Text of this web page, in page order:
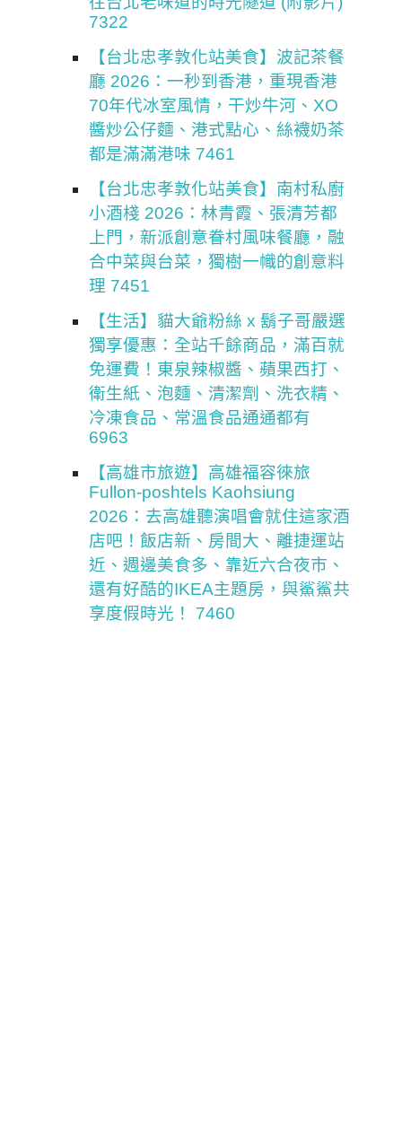
7322
【台北忠孝敦化站美食】波記茶餐
廳 2026：一秒到香港，重現香港
70年代冰室風情，干炒牛河、XO
醬炒公仔麵、港式點心、絲襪奶茶
都是滿滿港味 7461
【台北忠孝敦化站美食】南村私廚
小酒棧 2026：林青霞、張清芳都
上門，新派創意眷村風味餐廳，融
合中菜與台菜，獨樹一幟的創意料
理 7451
【生活】貓大爺粉絲 x 鬍子哥嚴選
獨享優惠：全站千餘商品，滿百就
免運費！東泉辣椒醬、蘋果西打、
衛生紙、泡麵、清潔劑、洗衣精、
冷凍食品、常溫食品通通都有
6963
【高雄市旅遊】高雄福容徠旅
Fullon-poshtels Kaohsiung
2026：去高雄聽演唱會就住這家酒
店吧！飯店新、房間大、離捷運站
近、週邊美食多、靠近六合夜市、
還有好酷的IKEA主題房，與鯊鯊共
享度假時光！ 7460